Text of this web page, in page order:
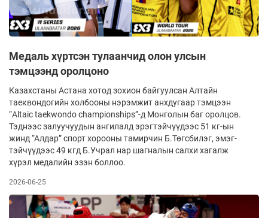
Медаль хүртсэн тулаанчид олон улсын
тэмцээнд оролцоно
Казахстаны Астана хотод зохион байгуулсан Алтайн
таеквондогийн холбооны нэрэмжит анх­ду­гаар тэмцээн
“Altaic taekwondo championships”-д Монголын баг оролцов.
Тэднээс залуучуудын ан­гилалд эрэгтэйчүүдээс 51 кг-ын
жинд “Алдар” спорт хорооны тамирчин Б.Төгсбилэг, эмэг­
тэй­чүүдээс 49 кгд Б.Учрал нар шагналын салхи хагалж
хүрэл медалийн эзэн боллоо.
2026-06-25